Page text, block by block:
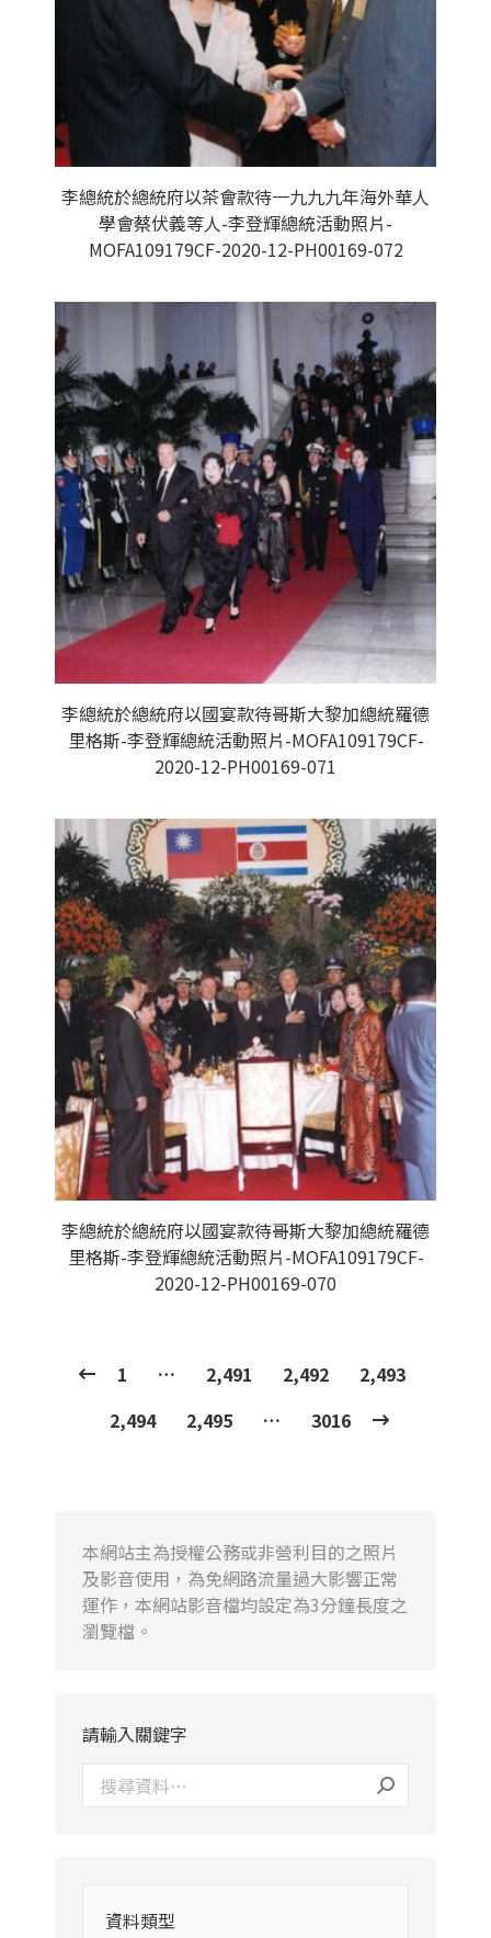
李總統於總統府以茶會款待一九九九年海外華人
學會蔡伏義等人-李登輝總統活動照片-
MOFA109179CF-2020-12-PH00169-072
李總統於總統府以國宴款待哥斯大黎加總統羅德
里格斯-李登輝總統活動照片-MOFA109179CF-
2020-12-PH00169-071
李總統於總統府以國宴款待哥斯大黎加總統羅德
里格斯-李登輝總統活動照片-MOFA109179CF-
2020-12-PH00169-070
1 … 2,491 2,492
2,493
2,494
2,495 … 3016
本網站主為授權公務或非營利目的之照片
及影音使用，為免網路流量過大影響正常
運作，本網站影音檔均設定為3分鐘長度之
瀏覽檔。
請輸入關鍵字
資料類型